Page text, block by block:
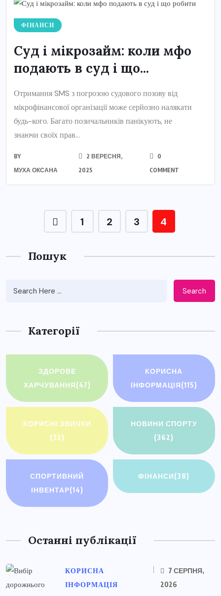
ФІНАНСИ
Суд і мікрозайм: коли мфо
подають в суд і що...
Отримання SMS з погрозою судового позову від
мікрофінансової організації може серйозно налякати
будь-кого. Багато позичальників панікують, не
знаючи своїх прав...
BY
МУХА ОКСАНА
2 ВЕРЕСНЯ,
2025
0
COMMENT
1 2 3 4
Пошук
Search
Категорії
ЗДОРОВЕ
ХАРЧУВАННЯ(47)
КОРИСНА
ІНФОРМАЦІЯ(115)
КОРИСНІ ЗВИЧКИ
(32)
НОВИНИ СПОРТУ
(362)
СПОРТИВНИЙ
ІНВЕНТАР(14)
ФІНАНСИ(38)
Останні публікації
КОРИСНА
ІНФОРМАЦІЯ
7 СЕРПНЯ,
2026